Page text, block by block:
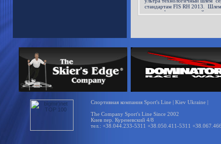
стандартам FIS RH 2013.
голографическую наклейку и
Спортивная компания Sport's Line | Kiev Ukraine |
The Company Sport's Line Since 2002
Киев пер. Куреневский 4/8
тел.: +38.044.233-5311 +38.050.411-5311